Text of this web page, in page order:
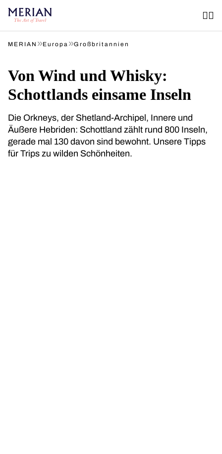
MERIAN »Europa »Großbritannien
Von Wind und Whisky:
Schottlands einsame Inseln
Die Orkneys, der Shetland-Archipel, Innere und
Äußere Hebriden: Schottland zählt rund 800 Inseln,
gerade mal 130 davon sind bewohnt. Unsere Tipps
für Trips zu wilden Schönheiten.